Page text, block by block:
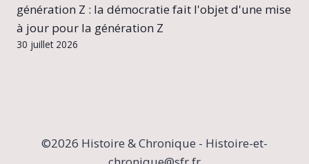
génération Z : la démocratie fait l'objet d'une mise
à jour pour la génération Z
30 juillet 2026
©2026 Histoire & Chronique - Histoire-et-